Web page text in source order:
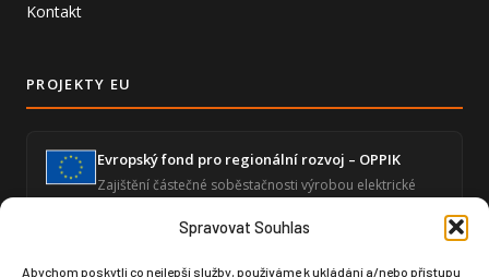
Spravovat Souhlas
Abychom poskytli co nejlepší služby, používáme k ukládání a/nebo přístupu
Kontakt
PROJEKTY EU
Evropský fond pro regionální rozvoj – OPPIK
Zajištění částečné soběstačnosti výrobou elektrické